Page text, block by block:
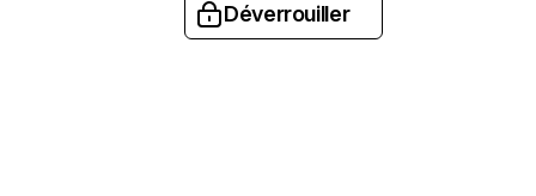
Déverrouiller